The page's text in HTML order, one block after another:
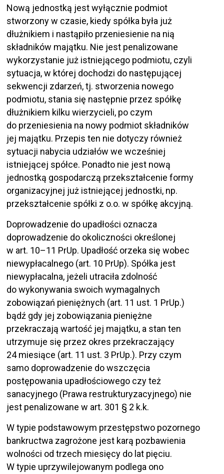
Nową jednostką jest wyłącznie podmiot
stworzony w czasie, kiedy spółka była już
dłużnikiem i nastąpiło przeniesienie na nią
składników majątku. Nie jest penalizowane
wykorzystanie już istniejącego podmiotu, czyli
sytuacja, w której dochodzi do następującej
sekwencji zdarzeń, tj. stworzenia nowego
podmiotu, stania się następnie przez spółkę
dłużnikiem kilku wierzycieli, po czym
do przeniesienia na nowy podmiot składników
jej majątku. Przepis ten nie dotyczy również
sytuacji nabycia udziałów we wcześniej
istniejącej spółce. Ponadto nie jest nową
jednostką gospodarczą przekształcenie formy
organizacyjnej już istniejącej jednostki, np.
przekształcenie spółki z o.o. w spółkę akcyjną.
Doprowadzenie do upadłości oznacza
doprowadzenie do okoliczności określonej
w art. 10–11 PrUp. Upadłość orzeka się wobec
niewypłacalnego (art. 10 PrUp). Spółka jest
niewypłacalna, jeżeli utraciła zdolność
do wykonywania swoich wymagalnych
zobowiązań pieniężnych (art. 11 ust. 1 PrUp.)
bądź gdy jej zobowiązania pieniężne
przekraczają wartość jej majątku, a stan ten
utrzymuje się przez okres przekraczający
24 miesiące (art. 11 ust. 3 PrUp.). Przy czym
samo doprowadzenie do wszczęcia
postępowania upadłościowego czy też
sanacyjnego (Prawa restrukturyzacyjnego) nie
jest penalizowane w art. 301 § 2 k.k.
W typie podstawowym przestępstwo pozornego
bankructwa zagrożone jest karą pozbawienia
wolności od trzech miesięcy do lat pięciu.
W typie uprzywilejowanym podlega ono